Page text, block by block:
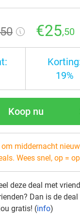
€25,50
19%
Koop nu
middernacht
Wees snel, op =
deze deal met
Dan is de
gratis! (info)